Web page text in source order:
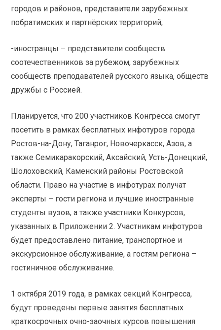
городов и районов, представители зарубежных
побратимских и партнёрских территорий;
-иностранцы – представители сообществ
соотечественников за рубежом, зарубежных
сообществ преподавателей русского языка, обществ
дружбы с Россией.
Планируется, что 200 участников Конгресса смогут
посетить в рамках бесплатных инфотуров города
Ростов-на-Дону, Таганрог, Новочеркасск, Азов, а
также Семикаракорский, Аксайский, Усть-Донецкий,
Шолоховский, Каменский районы Ростовской
области. Право на участие в инфотурах получат
эксперты – гости региона и лучшие иностранные
студенты вузов, а также участники Конкурсов,
указанных в Приложении 2. Участникам инфотуров
будет предоставлено питание, транспортное и
экскурсионное обслуживание, а гостям региона –
гостиничное обслуживание.
1 октября 2019 года, в рамках секций Конгресса,
будут проведены первые занятия бесплатных
краткосрочных очно-заочных курсов повышения